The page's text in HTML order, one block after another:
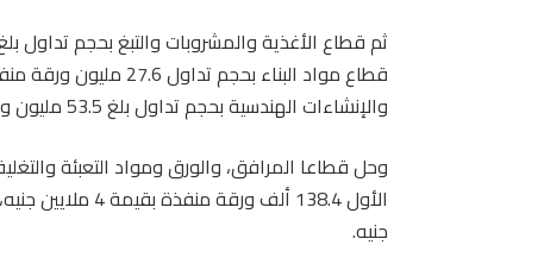
والإنشاءات الهندسية بحجم تداول بلغ 53.5 مليون ورقة منفذة بقيمة 76 مليون جنيه.
وحل قطاعا المرافق، والورق ومواد التعبئة
جنيه.